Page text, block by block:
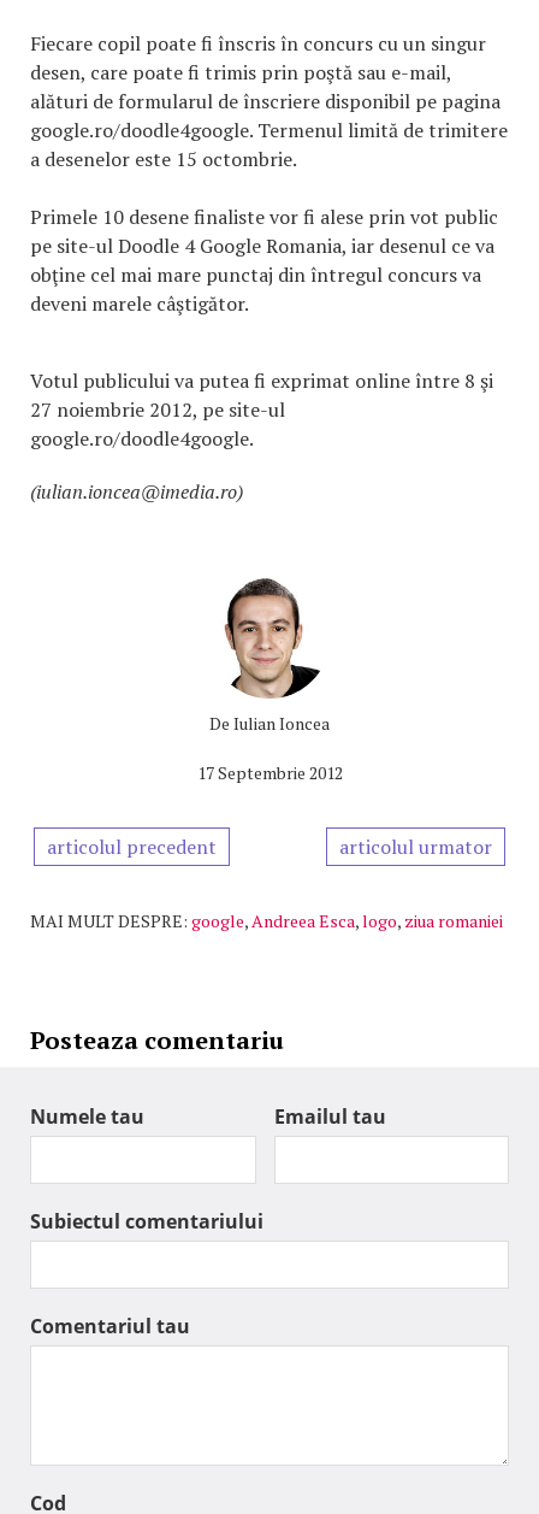
Fiecare copil poate fi înscris în concurs cu un singur
desen, care poate fi trimis prin poştă sau e-mail,
alături de formularul de înscriere disponibil pe pagina
google.ro/doodle4google. Termenul limită de trimitere
a desenelor este 15 octombrie.
Primele 10 desene finaliste vor fi alese prin vot public
pe site-ul Doodle 4 Google Romania, iar desenul ce va
obţine cel mai mare punctaj din întregul concurs va
deveni marele câştigător.
Votul publicului va putea fi exprimat online între 8 şi
27 noiembrie 2012, pe site-ul
google.ro/doodle4google.
(iulian.ioncea@imedia.ro)
De Iulian Ioncea
17 Septembrie 2012
articolul precedent articolul urmator
MAI MULT DESPRE: google,Andreea Esca,logo, ziua romaniei
Posteaza comentariu
Numele tau Emailul tau
Subiectul comentariului
Comentariul tau
Cod